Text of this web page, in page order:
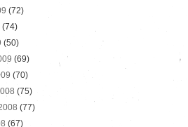
(72)
(74)
(50)
(69)
(70)
(75)
(77)
(67)